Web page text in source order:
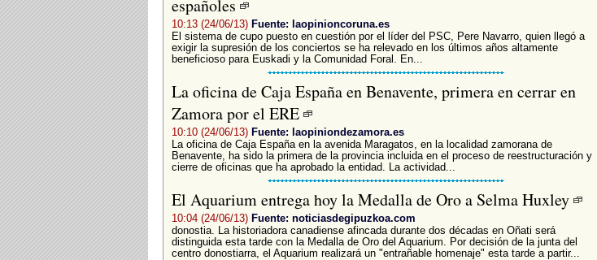
españoles
10:13 (24/06/13) Fuente: laopinioncoruna.es
El sistema de cupo puesto en cuestión por el líder del PSC, Pere Navarro, quien llegó a
exigir la supresión de los conciertos se ha relevado en los últimos años altamente
beneficioso para Euskadi y la Comunidad Foral. En...
La oficina de Caja España en Benavente, primera en cerrar en
Zamora por el ERE
10:10 (24/06/13) Fuente: laopiniondezamora.es
La oficina de Caja España en la avenida Maragatos, en la localidad zamorana de
Benavente, ha sido la primera de la provincia incluida en el proceso de reestructuración y
cierre de oficinas que ha aprobado la entidad. La actividad...
El Aquarium entrega hoy la Medalla de Oro a Selma Huxley
10:04 (24/06/13) Fuente: noticiasdegipuzkoa.com
donostia. La historiadora canadiense afincada durante dos décadas en Oñati será
distinguida esta tarde con la Medalla de Oro del Aquarium. Por decisión de la junta del
centro donostiarra, el Aquarium realizará un "entrañable homenaje" esta tarde a partir...